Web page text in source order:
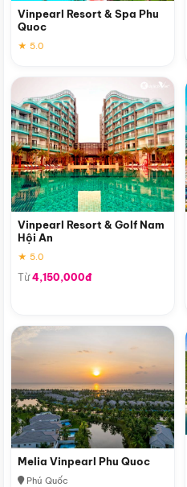
Vinpearl Resort & Spa Phu
Quoc
★ 5.0
Vinpearl Resort & Golf Nam
Hội An
★ 5.0
Từ4,150,000đ
Melia Vinpearl Phu Quoc
Phú Quốc